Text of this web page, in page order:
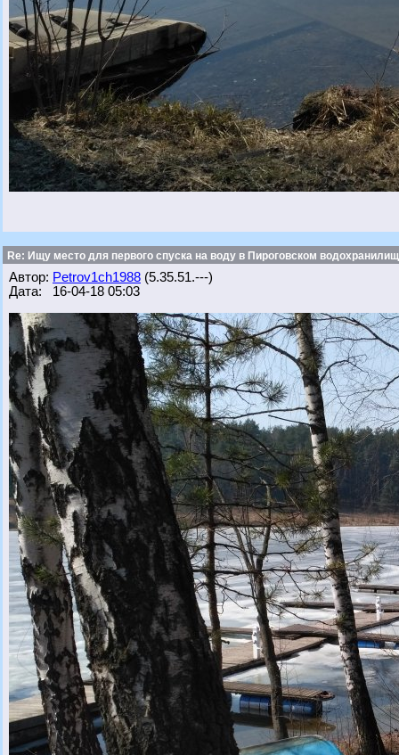
Re: Ищу место для первого спуска на воду в Пироговском
Автор: Petrov1ch1988 (5.35.51.---)
Дата: 16-04-18 05:03